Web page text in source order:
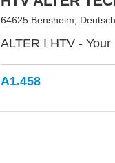
64625 Bensheim,
ALTER I HTV -
A1.458